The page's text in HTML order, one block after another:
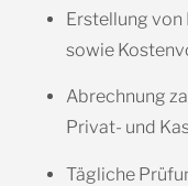
Erstellung von
sowie
Abrechnung
Privat- und
Tägliche